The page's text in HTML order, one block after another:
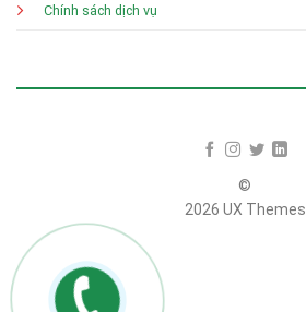
Chính sách dịch vụ
©
2026 UX Themes